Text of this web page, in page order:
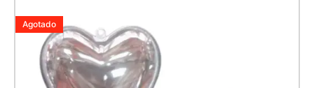
Agotado